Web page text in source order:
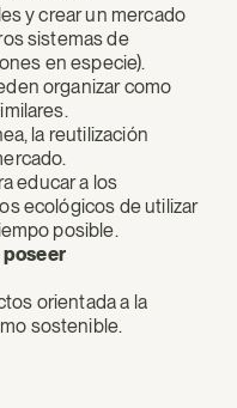
y crear un mercado
sistemas de
en especie).
organizar como
la reutilización
educar a los
ecológicos de utilizar
posible.
poseer
orientada a la
sostenible.